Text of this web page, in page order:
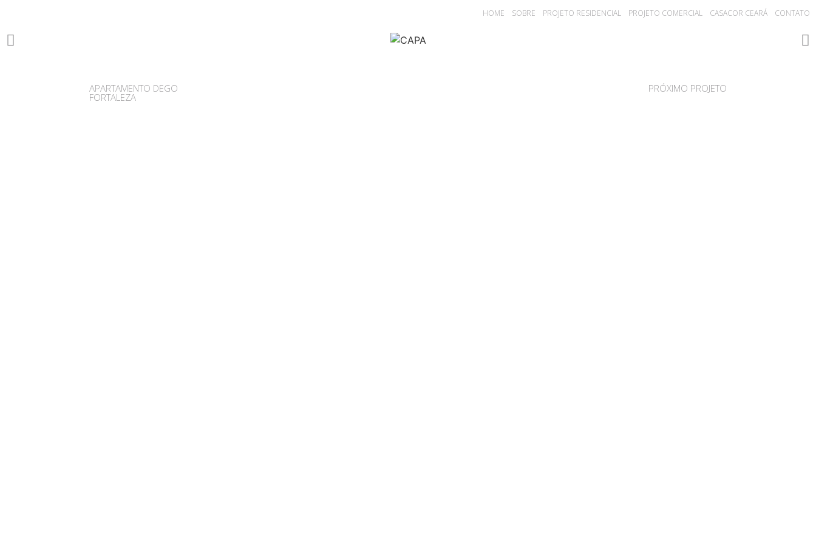
HOME SOBRE PROJETO RESIDENCIAL PROJETO COMERCIAL CASACOR CEARÁ CONTATO
APARTAMENTO DEGO
FORTALEZA
PRÓXIMO PROJETO